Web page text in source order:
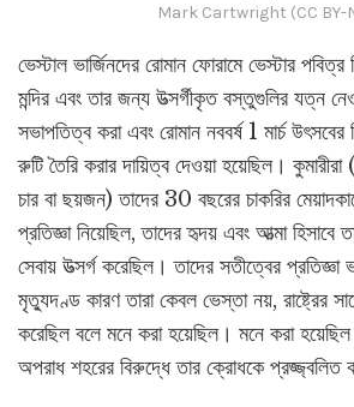
Mark Cartwright (CC BY-
ভেস্টাল ভার্জিনদের রোমান ফোরামে ভেস্টার পবিত্র
মন্দির এবং তার জন্য উত্সর্গীকৃত বস্তুগুলির যত্ন
সভাপতিত্ব করা এবং রোমান নববর্ষ 1 মার্চ উৎসবের
রুটি তৈরি করার দায়িত্ব দেওয়া হয়েছিল।
চার বা ছয়জন) তাদের 30 বছরের চাকরির
প্রতিজ্ঞা নিয়েছিল, তাদের হৃদয় এবং আত্মা হিসাবে
সেবায় উত্সর্গ করেছিল। তাদের সতীত্বের প্রতিজ্ঞা
মৃত্যুদণ্ড কারণ তারা কেবল ভেস্তা নয়, রাষ্ট্রের
করেছিল বলে মনে করা হয়েছিল। মনে করা হয়েছিল
অপরাধ শহরের বিরুদ্ধে তার ক্রোধকে প্রজ্জ্বলিত